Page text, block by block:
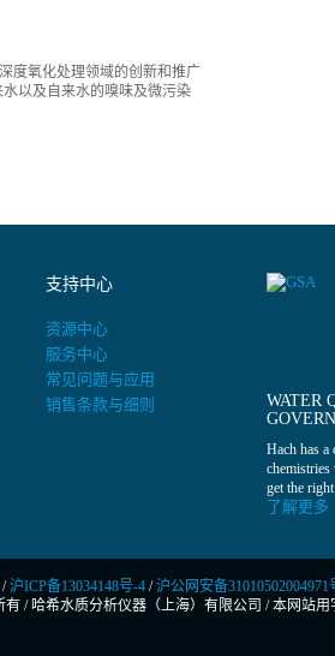
度氧化处理领域的创新和推广
以及自来水的嗅味及微污染
支持中心
资源中心
服务中心
常见问题与应用
销售条款与细则
WATER
Hach has
get the
了解更多
/沪ICP备13034148号-4 /沪公网安备31010502004971
有 /哈希水质分析仪器（上海）有限公司 /本网站用